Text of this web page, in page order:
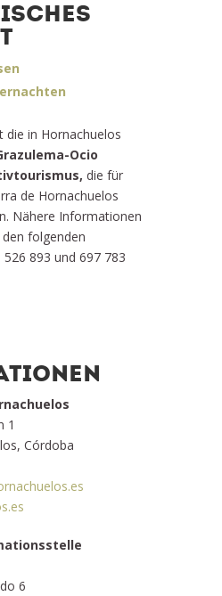
die in Hornachuelos
Ocio
die für
de Hornachuelos
Nähere Informationen
folgenden
893 und 697 783
1
Córdoba
6